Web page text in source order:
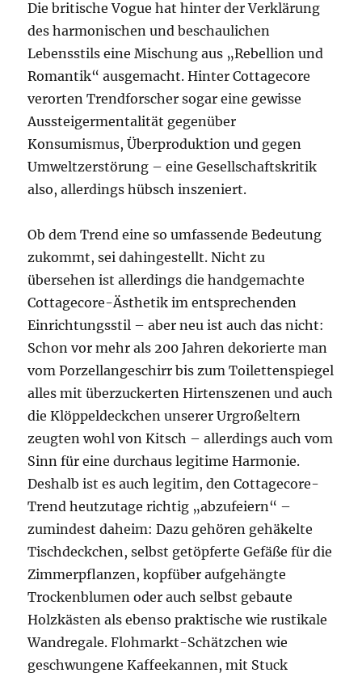
Die britische Vogue hat hinter der Verklärung
des harmonischen und beschaulichen
Lebensstils eine Mischung aus „Rebellion und
Romantik“ ausgemacht. Hinter Cottagecore
verorten Trendforscher sogar eine gewisse
Aussteigermentalität gegenüber
Konsumismus, Überproduktion und gegen
Umweltzerstörung – eine Gesellschaftskritik
also, allerdings hübsch inszeniert.
Ob dem Trend eine so umfassende Bedeutung
zukommt, sei dahingestellt. Nicht zu
übersehen ist allerdings die handgemachte
Cottagecore-Ästhetik im entsprechenden
Einrichtungsstil – aber neu ist auch das nicht:
Schon vor mehr als 200 Jahren dekorierte man
vom Porzellangeschirr bis zum Toilettenspiegel
alles mit überzuckerten Hirtenszenen und auch
die Klöppeldeckchen unserer Urgroßeltern
zeugten wohl von Kitsch – allerdings auch vom
Sinn für eine durchaus legitime Harmonie.
Deshalb ist es auch legitim, den Cottagecore-
Trend heutzutage richtig „abzufeiern“ –
zumindest daheim: Dazu gehören gehäkelte
Tischdeckchen, selbst getöpferte Gefäße für die
Zimmerpflanzen, kopfüber aufgehängte
Trockenblumen oder auch selbst gebaute
Holzkästen als ebenso praktische wie rustikale
Wandregale. Flohmarkt-Schätzchen wie
geschwungene Kaffeekannen, mit Stuck